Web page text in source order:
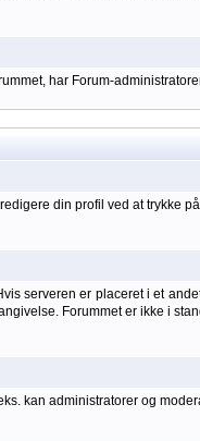
har Forum-
din profil ved at trykke
serveren er placeret i et
Forummet er ikke i
kan administratorer og